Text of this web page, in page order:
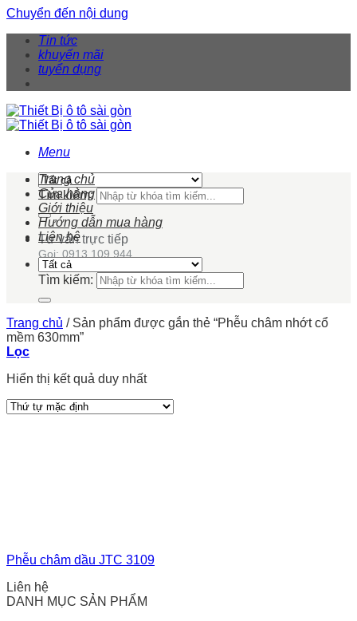
Chuyển đến nội dung
Tin tức
khuyến mãi
tuyển dụng
Menu
Tìm kiếm:
Tư vấn trực tiếp
Gọi: 0913 109 944
Trang chủ
Cửa hàng
Giới thiệu
Hướng dẫn mua hàng
Liên hệ
Tìm kiếm:
Trang chủ /Sản phẩm được gắn thẻ “Phễu châm nhớt cổ
mềm 630mm”
Lọc
Hiển thị kết quả duy nhất
Phễu châm dầu JTC 3109
Liên hệ
DANH MỤC SẢN PHẨM